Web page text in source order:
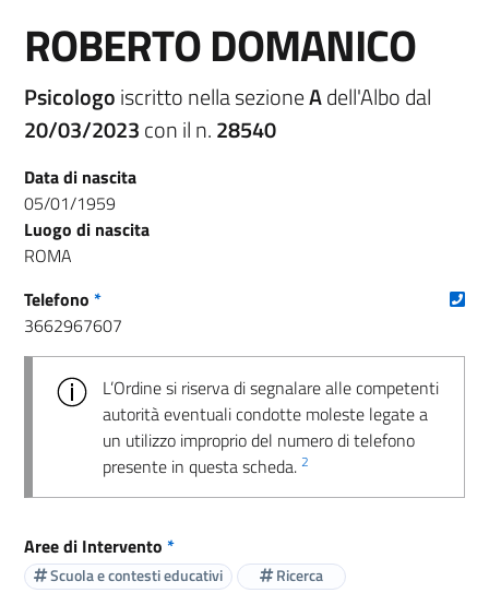
ROBERTO DOMANICO
Psicologoiscritto nella sezioneAdell'Albo dal
20/03/2023con il n.28540
Data di nascita
05/01/1959
Luogo di nascita
ROMA
Telefono *
3662967607
L’Ordine si riserva di segnalare alle competenti
autorità eventuali condotte moleste legate a
un utilizzo improprio del numero di telefono
presente in questa scheda. 2
Aree di Intervento *
Scuola e contesti educativi Ricerca